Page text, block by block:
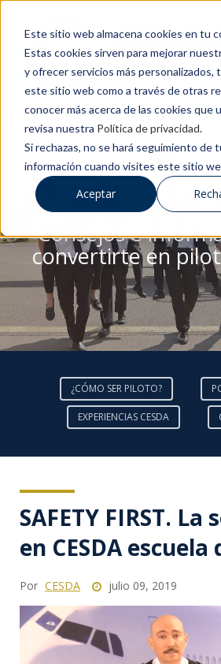
Este sitio web almacena cookies en tu
Estas cookies sirven para mejorar
y ofrecer servicios más personalizados,
este sitio web como a través de otras
conocer más acerca de las cookies que
revisa nuestra Política de privacidad.
Si rechazas, no se hará seguimiento de
información cuando visites este sitio
Aceptar
BLOG DE
Consejos e
convertirte en
¿CÓMO SER PILOTO?
EXPERIENCIAS CESDA
SAFETY FIRST. La
en CESDA
Por CESDA julio 09, 2019